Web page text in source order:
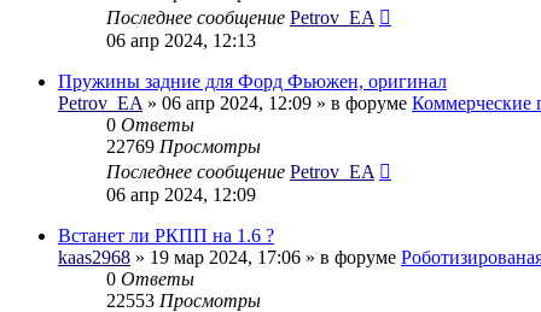
Последнее сообщение Petrov_EA
06 апр 2024, 12:13
Пружины задние для Форд Фьюжен, оригинал
Petrov_EA » 06 апр 2024, 12:09 » в форуме Коммерческие
0 Ответы
22769 Просмотры
Последнее сообщение Petrov_EA
06 апр 2024, 12:09
Встанет ли РКПП на 1.6 ?
kaas2968 » 19 мар 2024, 17:06 » в форуме
0 Ответы
22553 Просмотры